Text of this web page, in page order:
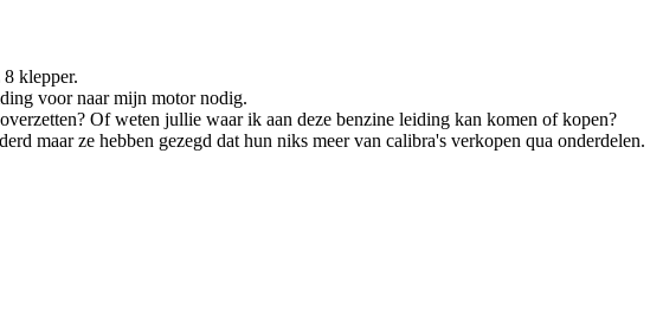
klepper.
voor naar mijn motor nodig.
Of weten jullie waar ik aan deze benzine leiding kan komen of kopen?
maar ze hebben gezegd dat hun niks meer van calibra's verkopen qua onderdelen.